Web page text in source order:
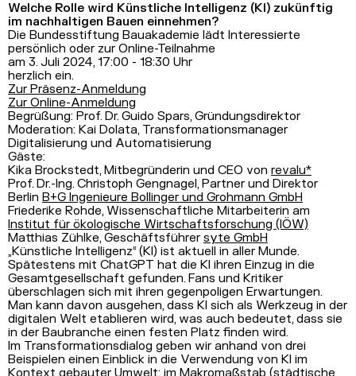
Welche Rolle wird Künstliche Intelligenz (KI) zukünftig
im nachhaltigen Bauen einnehmen?
Die Bundesstiftung Bauakademie lädt Interessierte
persönlich oder zur Online-Teilnahme
am 3. Juli 2024, 17:00 - 18:30 Uhr
herzlich ein.
Zur Präsenz-Anmeldung
Zur Online-Anmeldung
Begrüßung: Prof. Dr. Guido Spars, Gründungsdirektor
Moderation: Kai Dolata, Transformationsmanager
Digitalisierung und Automatisierung
Gäste:
Kika Brockstedt, Mitbegründerin und CEO von revalu*
Prof. Dr.-Ing. Christoph Gengnagel, Partner und Direktor
Berlin B+G Ingenieure Bollinger und Grohmann GmbH
Friederike Rohde, Wissenschaftliche Mitarbeiterin am
Institut für ökologische Wirtschaftsforschung (IÖW)
Matthias Zühlke, Geschäftsführersyte GmbH
„Künstliche Intelligenz“ (KI) ist aktuell in aller Munde.
Spätestens mit ChatGPT hat die KI ihren Einzug in die
Gesamtgesellschaft gefunden. Fans und Kritiker
überschlagen sich mit ihren gegenpoligen Erwartungen.
Man kann davon ausgehen, dass KI sich als Werkzeug in der
digitalen Welt etablieren wird, was auch bedeutet, dass sie
in der Baubranche einen festen Platz finden wird.
Im Transformationsdialog geben wir anhand von drei
Beispielen einen Einblick in die Verwendung von KI im